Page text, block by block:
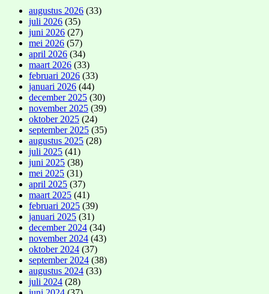
augustus 2026 (33)
juli 2026 (35)
juni 2026 (27)
mei 2026 (57)
april 2026 (34)
maart 2026 (33)
februari 2026 (33)
januari 2026 (44)
december 2025 (30)
november 2025 (39)
oktober 2025 (24)
september 2025 (35)
augustus 2025 (28)
juli 2025 (41)
juni 2025 (38)
mei 2025 (31)
april 2025 (37)
maart 2025 (41)
februari 2025 (39)
januari 2025 (31)
december 2024 (34)
november 2024 (43)
oktober 2024 (37)
september 2024 (38)
augustus 2024 (33)
juli 2024 (28)